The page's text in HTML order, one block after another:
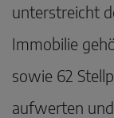
unterstreicht
Immobilie
sowie 62
aufwerten